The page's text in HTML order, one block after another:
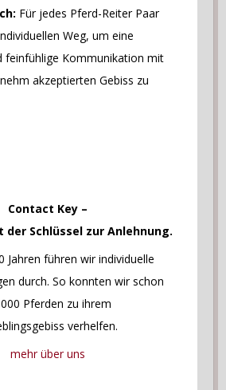
Für jedes Pferd-Reiter Paar
Weg, um eine
feinfühlige Kommunikation mit
akzeptierten Gebiss zu
Contact Key –
der Schlüssel zur Anlehnung.
Jahren führen wir individuelle
durch. So konnten wir schon
Pferden zu ihrem
verhelfen.
mehr über uns